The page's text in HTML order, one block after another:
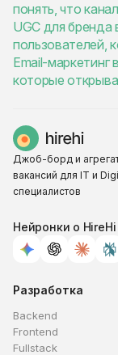
понять, что
UGC для бренда
пользователей,
Email-маркетинг
которые
Джоб-борд и
вакансий для IT и
специалистов
Нейронки о HireHi
Разработка
Backend
Frontend
Fullstack